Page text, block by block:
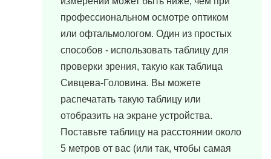
профессиональном осмотре оптиком
или офтальмологом. Один из простых
способов - использовать таблицу для
проверки зрения, такую как таблица
Сивцева-Головина. Вы можете
распечатать такую таблицу или
отобразить на экране устройства.
Поставьте таблицу на расстоянии около
5 метров от вас (или так, чтобы самая